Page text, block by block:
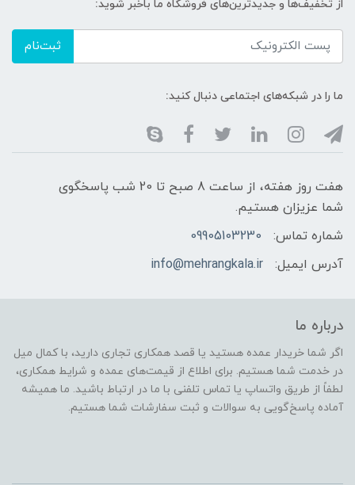
از تخفیف‌ها و جدیدترین‌های فروشگاه ما باخبر شوید:
ثبت‌نام
ما را در شبکه‌های اجتماعی دنبال کنید:
هفت روز هفته، از ساعت 8 صبح تا 20 شب پاسخگوی
شما عزیزان هستیم.
شماره تماس:
09905103230
آدرس ایمیل:
info@mehrangkala.ir
درباره ما
اگر شما خریدار عمده هستید یا قصد همکاری تجاری دارید، با کمال میل
در خدمت شما هستیم. برای اطلاع از قیمت‌های عمده و شرایط همکاری،
لطفاً از طریق واتساپ یا تماس تلفنی با ما در ارتباط باشید. ما همیشه
آماده پاسخ‌گویی به سوالات و ثبت سفارشات شما هستیم.